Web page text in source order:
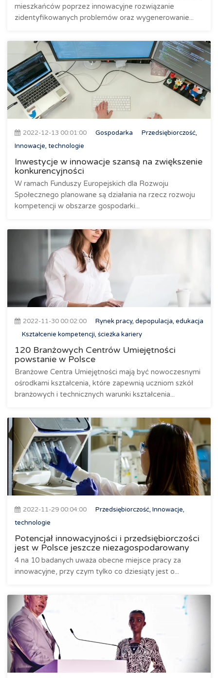
mieszkańców poprzez innowacyjne rozwiązanie
zidentyfikowanych problemów oraz wygenerowanie...
2022-12-13 00:01:00 Gospodarka
Przedsiębiorczość,
Innowacje, technologie
Inwestycje w innowacje szansą na zwiększenie
konkurencyjności
W ramach Funduszy Europejskich dla Rozwoju
Społecznego planowane są działania na rzecz rozwoju
kompetencji w obszarze gospodarki...
2022-11-30 00:02:00
Rynek pracy, depopulacja, edukacja
Kształcenie kompetencji, ścieżka kariery
120 Branżowych Centrów Umiejętności
powstanie w Polsce
Branżowe Centra Umiejętności mają być nowoczesnymi
ośrodkami kształcenia, które zapewnią uczniom szkół
branżowych i technicznych warunki kształcenia...
2022-11-29 00:04:00
Przedsiębiorczość, Innowacje,
technologie
Potencjał innowacyjności i przedsiębiorczości
jest w Polsce jeszcze niezagospodarowany
4 na 10 badanych uważa obecne miejsce pracy za
innowacyjne, przy czym tylko co dziesiąty jest o...